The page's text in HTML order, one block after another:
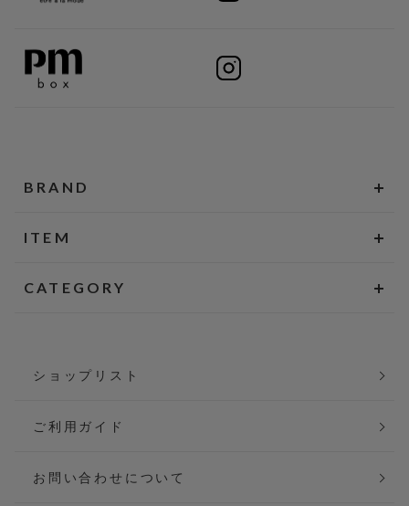
BRAND
ITEM
CATEGORY
ショップリスト
ご利用ガイド
お問い合わせについて